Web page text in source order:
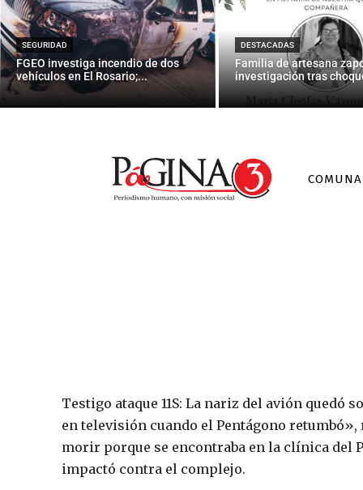
SEGURIDAD
FGEO investiga incendio de dos
vehículos en El Rosario;...
DESTACADAS
Familia de artesana
investigación tras
Testigo ataque 11S: La nariz del avión quedó
en televisión cuando el Pentágono
morir porque se encontraba en la clínica del
impactó contra el complejo.